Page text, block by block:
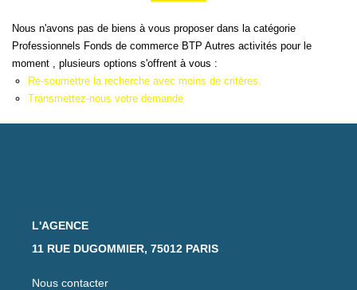
L'AGENCE
CONTACT
Nous n'avons pas de biens à vous proposer dans la catégorie
Professionnels Fonds de commerce BTP Autres activités pour le
moment , plusieurs options s'offrent à vous :
Re-soumettre la recherche avec moins de critères.
Transmettez-nous votre demande
L'AGENCE
11 RUE DUGOMMIER, 75012 PARIS
Nous contacter